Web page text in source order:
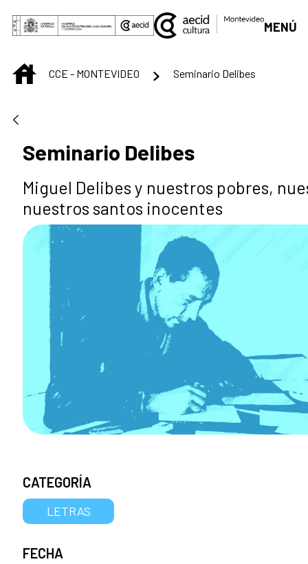
Saltar al contenido principal
MENÚ
INICIOCCE - MONTEVIDEO Seminario Delibes
Seminario Delibes
Miguel Delibes y nuestros pobres,
nuestros santos inocentes
CATEGORÍA
LETRAS
FECHA